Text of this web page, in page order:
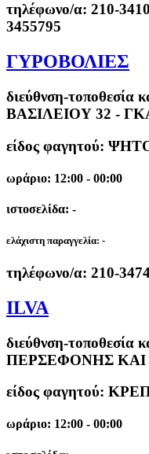
τηλέφωνο/α: 210-
3455795
ΓΥΡΟΒΟΛΙΕΣ
διεύθνση-τοποθεσία
ΒΑΣΙΛΕΙΟΥ 32 -
είδος φαγητού:
ωράριο: 12:00 - 00:00
ιστοσελίδα: -
ελάχιστη παραγγελία: -
τηλέφωνο/α: 210-
ILVA
διεύθνση-τοποθεσία
ΠΕΡΣΕΦΟΝΗΣ ΚΑΙ
είδος φαγητού:
ωράριο: 12:00 - 00:00